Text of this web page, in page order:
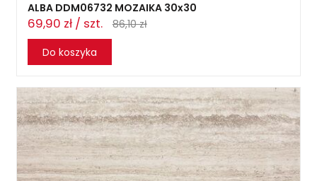
ALBA DDM06732 MOZAIKA 30x30
69,90 zł / szt.
86,10 zł
Do koszyka